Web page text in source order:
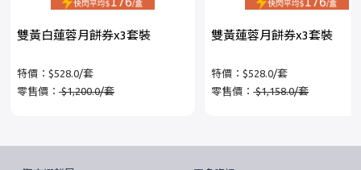
雙黃白蓮蓉月餅券x3套裝
特價：$528.0/套
零售價： $1,200.0/套
雙黃蓮蓉月餅券x3套裝
特價：$528.0/套
零售價：$1,158.0/套